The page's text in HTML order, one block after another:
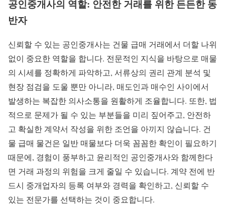
공인중개사의 역할: 안전한 거래를 위한 든든한 동
반자
신뢰할 수 있는 공인중개사는 건물 급매 거래에서 더할 나위
없이 중요한 역할을 합니다. 전문적인 지식을 바탕으로 매물
의 시세를 정확하게 파악하고, 서류상의 권리 관계 분석 및
현장 점검을 도울 뿐만 아니라, 매도인과 매수인 사이에서
발생하는 복잡한 의사소통을 원활하게 조율합니다. 또한, 법
적으로 문제가 될 수 있는 부분들을 미리 짚어주고, 안전하
고 확실한 계약서 작성을 위한 조언을 아끼지 않습니다. 건
물 급매 물건은 일반 매물보다 더욱 꼼꼼한 확인이 필요하기
때문에, 경험이 풍부하고 윤리적인 공인중개사와 함께한다
면 거래 과정의 위험을 크게 줄일 수 있습니다. 계약 전에 반
드시 중개업자의 등록 여부와 경력을 확인하고, 신뢰할 수
있는 전문가를 선택하는 것이 중요합니다.